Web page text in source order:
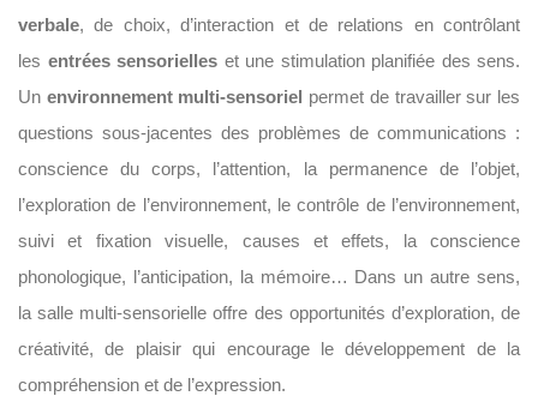
verbale, de choix, d’interaction et de relations en contrôlant
les entrées sensorielles et une stimulation planifiée des sens.
Un environnement multi-sensoriel permet de travailler sur les
questions sous-jacentes des problèmes de communications :
conscience du corps, l’attention, la permanence de l’objet,
l’exploration de l’environnement, le contrôle de l’environnement,
suivi et fixation visuelle, causes et effets, la conscience
phonologique, l’anticipation, la mémoire… Dans un autre sens,
la salle multi-sensorielle offre des opportunités d’exploration, de
créativité, de plaisir qui encourage le développement de la
compréhension et de l’expression.